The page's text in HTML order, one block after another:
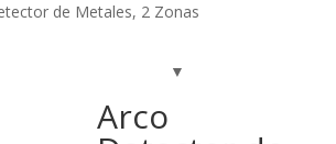
de Metales, 2 Zonas
Arco